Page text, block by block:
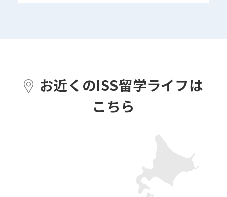
お近くのISS留学ライフは
こちら